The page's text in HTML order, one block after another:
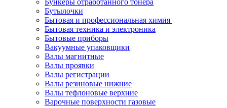
Бутылочки
Бытовая и профессиональная химия
Бытовая техника и электроника
Бытовые приборы
Вакуумные упаковщики
Валы магнитные
Валы проявки
Валы регистрации
Валы резиновые нижние
Валы тефлоновые верхние
Варочные поверхности газовые